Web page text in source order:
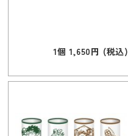
1個 1,650円 (税込)